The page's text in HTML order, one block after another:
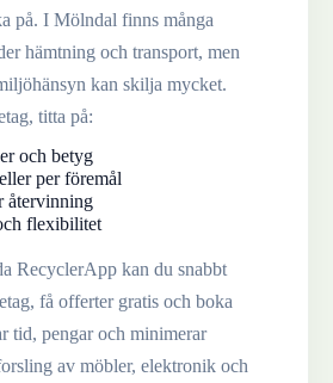
på. I Mölndal finns många
hämtning och transport, men
kan skilja mycket.
titta på:
och betyg
per föremål
återvinning
flexibilitet
RecyclerApp kan du snabbt
få offerter gratis och boka
tid, pengar och minimerar
av möbler, elektronik och